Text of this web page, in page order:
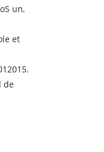
un,
et
de